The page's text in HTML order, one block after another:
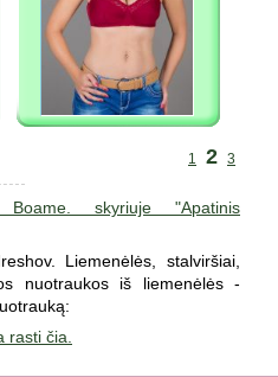
1 2 3
Boame. skyriuje "Apatinis
Liemenėlės, stalviršiai,
nuotraukos iš liemenėlės -
rasti čia.